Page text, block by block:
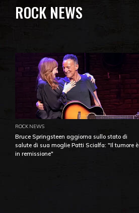
ROCK NEWS
ROCK NEWS
Bruce Springsteen aggiorna sullo stato di
salute di sua moglie Patti Scialfa: "Il tumore è
in remissione"